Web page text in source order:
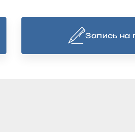
Запись на